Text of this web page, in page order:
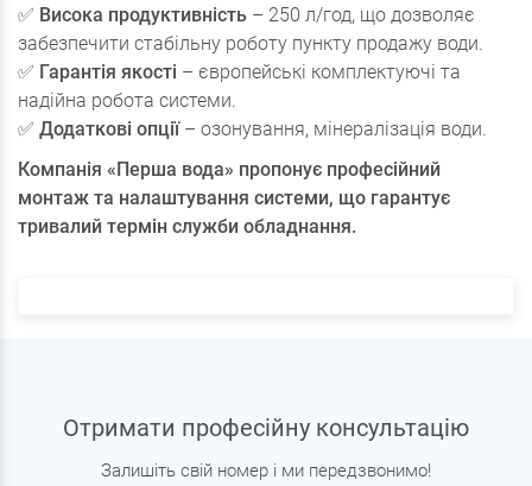
✅ Висока продуктивність – 250 л/год, що дозволяє
забезпечити стабільну роботу пункту продажу води.
✅ Гарантія якості – європейські комплектуючі та
надійна робота системи.
✅ Додаткові опції– озонування, мінералізація води.
Компанія «Перша вода» пропонує професійний
монтаж та налаштування системи, що гарантує
тривалий термін служби обладнання.
Отримати професійну консультацію
Залишіть свій номер і ми передзвонимо!